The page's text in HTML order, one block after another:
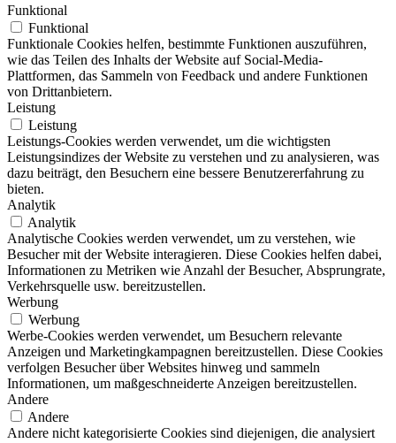
Funktional
Funktional
Funktionale Cookies helfen, bestimmte Funktionen auszuführen,
wie das Teilen des Inhalts der Website auf Social-Media-
Plattformen, das Sammeln von Feedback und andere Funktionen
von Drittanbietern.
Leistung
Leistung
Leistungs-Cookies werden verwendet, um die wichtigsten
Leistungsindizes der Website zu verstehen und zu analysieren, was
dazu beiträgt, den Besuchern eine bessere Benutzererfahrung zu
bieten.
Analytik
Analytik
Analytische Cookies werden verwendet, um zu verstehen, wie
Besucher mit der Website interagieren. Diese Cookies helfen dabei,
Informationen zu Metriken wie Anzahl der Besucher, Absprungrate,
Verkehrsquelle usw. bereitzustellen.
Werbung
Werbung
Werbe-Cookies werden verwendet, um Besuchern relevante
Anzeigen und Marketingkampagnen bereitzustellen. Diese Cookies
verfolgen Besucher über Websites hinweg und sammeln
Informationen, um maßgeschneiderte Anzeigen bereitzustellen.
Andere
Andere
Andere nicht kategorisierte Cookies sind diejenigen, die analysiert